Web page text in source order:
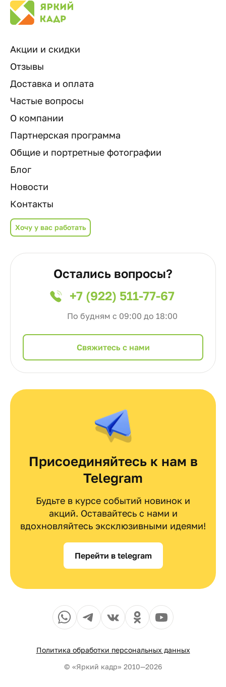
Акции и скидки
Отзывы
Доставка и оплата
Частые вопросы
О компании
Партнерская программа
Общие и портретные фотографии
Блог
Новости
Контакты
Хочу у вас работать
Остались вопросы?
+7 (922) 511-77-67
По будням с 09:00 до 18:00
Cвяжитесь с нами
Присоединяйтесь к нам в
Telegram
Будьте в курсе событий новинок и
акций. Оставайтесь с нами и
вдохновляйтесь эксклюзивными идеями!
Перейти в telegram
Политика обработки персональных данных
© «Яркий кадр» 2010—2026